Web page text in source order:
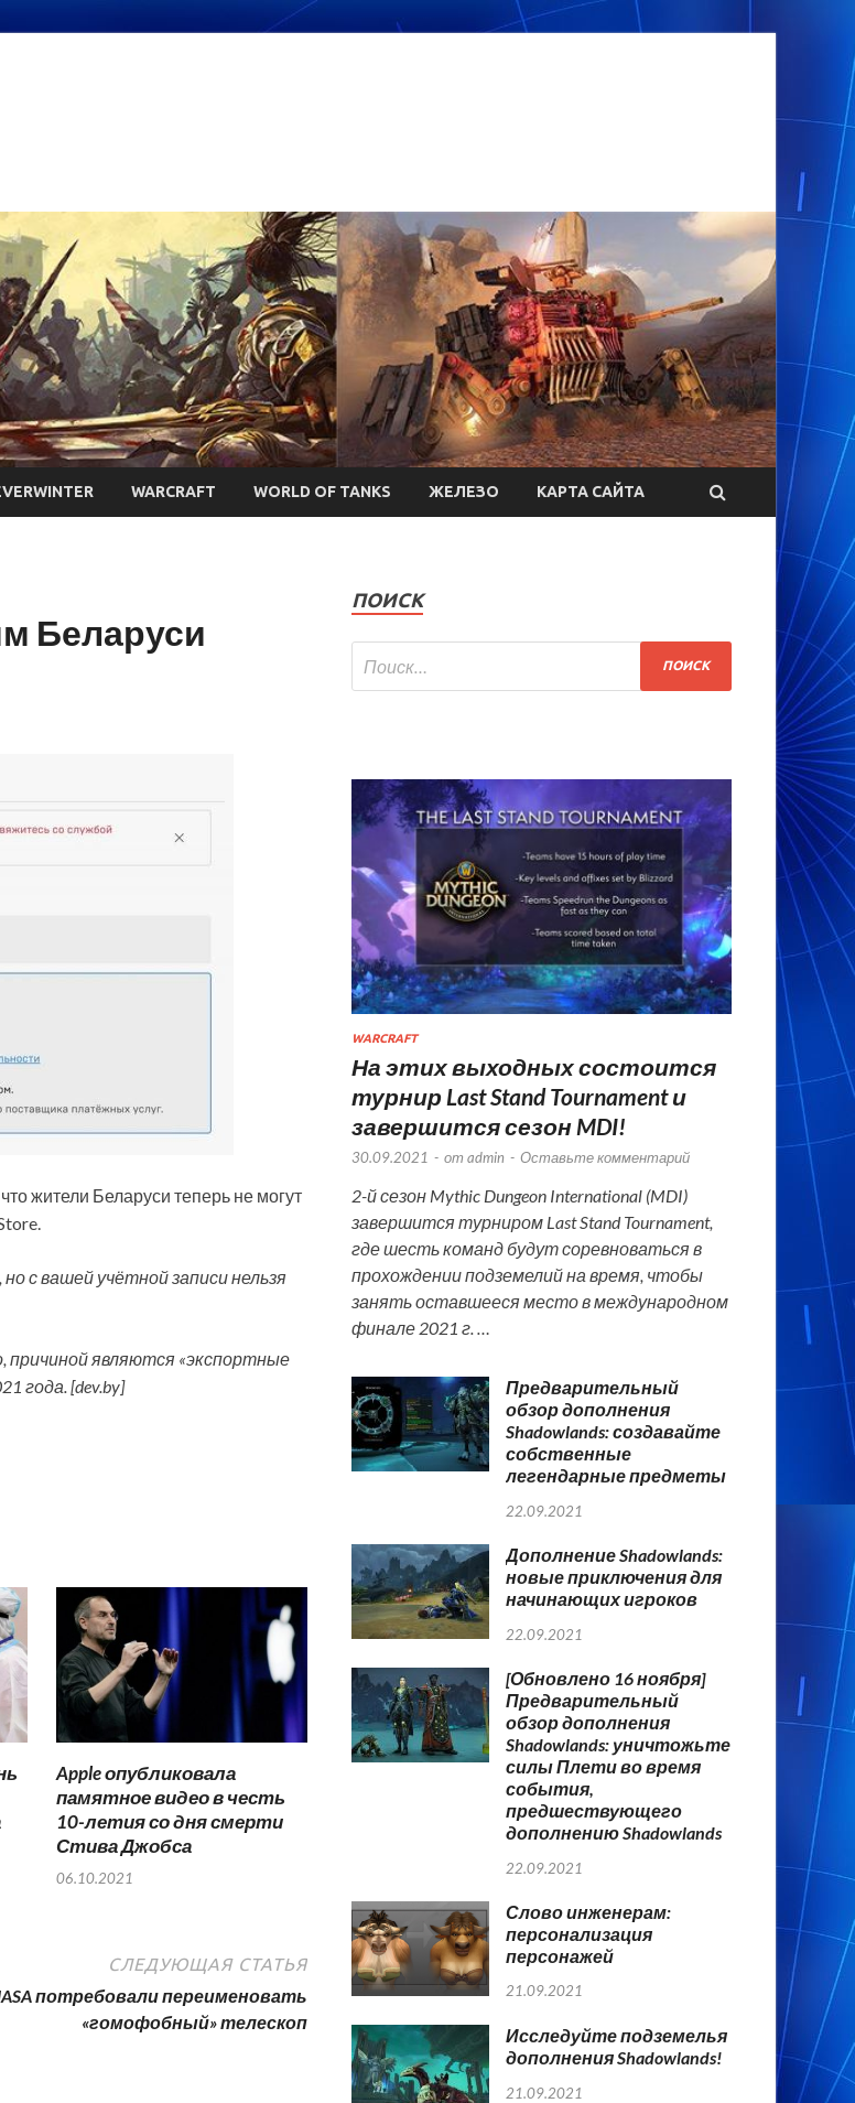
WARCRAFT WORLD OF TANKS ЖЕЛЕЗО КАРТА САЙТА
Беларуси
жители Беларуси теперь не могут
с вашей учётной записи нельзя
причиной являются «экспортные
года. [dev.by]
Apple опубликовала
памятное видео в честь
10-летия со дня смерти
Стива Джобса
06.10.2021
СЛЕДУЮЩАЯ СТАТЬЯ
потребовали переименовать
«гомофобный» телескоп
ПОИСК
WARCRAFT
На этих выходных состоится
турнир Last Stand Tournament и
завершится сезон MDI!
30.09.2021 - отadmin - Оставьте комментарий
2-й сезон Mythic Dungeon International (MDI)
завершится турниром Last Stand Tournament,
где шесть команд будут соревноваться в
прохождении подземелий на время, чтобы
занять оставшееся место в международном
финале 2021 г. …
Предварительный
обзор дополнения
Shadowlands: создавайте
собственные
легендарные предметы
22.09.2021
Дополнение Shadowlands:
новые приключения для
начинающих игроков
22.09.2021
[Обновлено 16 ноября]
Предварительный
обзор дополнения
Shadowlands: уничтожьте
силы Плети во время
события,
предшествующего
дополнению Shadowlands
22.09.2021
Слово инженерам:
персонализация
персонажей
21.09.2021
Исследуйте подземелья
дополнения Shadowlands!
21.09.2021